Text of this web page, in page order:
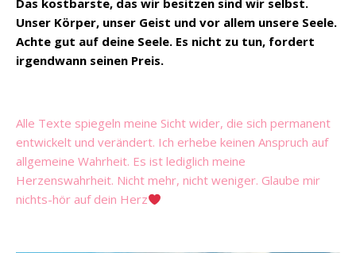
Das kostbarste, das wir besitzen sind wir selbst.
Unser Körper, unser Geist und vor allem unsere Seele.
Achte gut auf deine Seele. Es nicht zu tun, fordert
irgendwann seinen Preis.
Alle Texte spiegeln meine Sicht wider, die sich permanent
entwickelt und verändert. Ich erhebe keinen Anspruch auf
allgemeine Wahrheit. Es ist lediglich meine
Herzenswahrheit. Nicht mehr, nicht weniger. Glaube mir
nichts-hör auf dein Herz